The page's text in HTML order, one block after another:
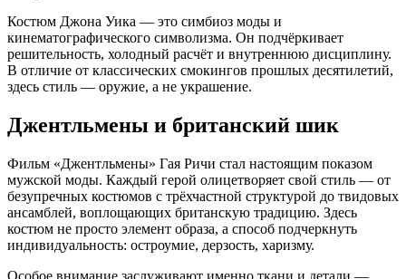
Костюм Джона Уика — это симбиоз моды и
кинематографического символизма. Он подчёркивает
решительность, холодный расчёт и внутреннюю дисциплину.
В отличие от классических смокингов прошлых десятилетий,
здесь стиль — оружие, а не украшение.
Джентльмены и британский шик
Фильм «Джентльмены» Гая Ричи стал настоящим показом
мужской моды. Каждый герой олицетворяет свой стиль — от
безупречных костюмов с трёхчастной структурой до твидовых
ансамблей, воплощающих британскую традицию. Здесь
костюм не просто элемент образа, а способ подчеркнуть
индивидуальность: остроумие, дерзость, харизму.
Особое внимание заслуживают именно ткани и детали —